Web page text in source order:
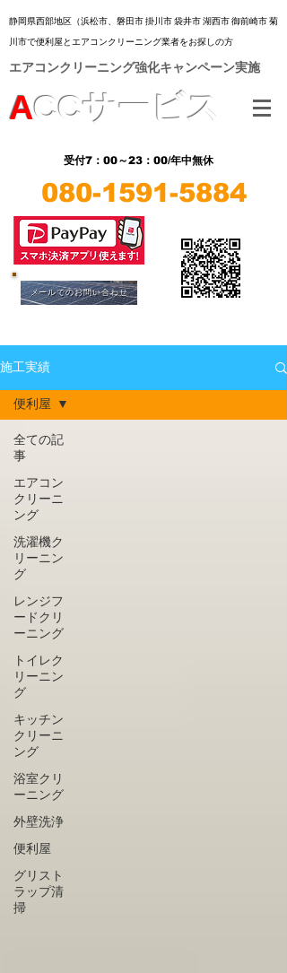
静岡県西部地区（浜松市、 磐田市 掛川市 袋井市 湖西市 御前崎市 菊
川市で便利屋とエアコンクリーニング業者をお探しの方
​エアコンクリーニング強化キャンペーン実施
ACCサービス
受付7：00～23：00/年中無休
080-1591-5884
メールでのお問い合わせ
​LINE
施工実績
全ての記
事
エアコン
クリーニ
ング
洗濯機ク
リーニン
グ
レンジフ
ードクリ
ーニング
トイレク
リーニン
グ
キッチン
クリーニ
ング
浴室クリ
ーニング
外壁洗浄
便利屋
グリスト
ラップ清
掃
便利屋